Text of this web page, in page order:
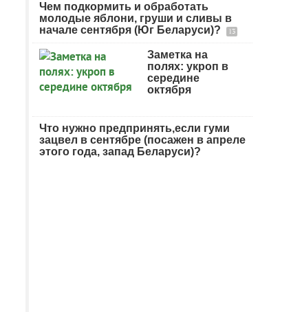
Чем подкормить и обработать
молодые яблони, груши и сливы в
начале сентября (Юг Беларуси)?
13
Заметка на
полях: укроп в
середине
октября
Что нужно предпринять,если гуми
зацвел в сентябре (посажен в апреле
этого года, запад Беларуси)?